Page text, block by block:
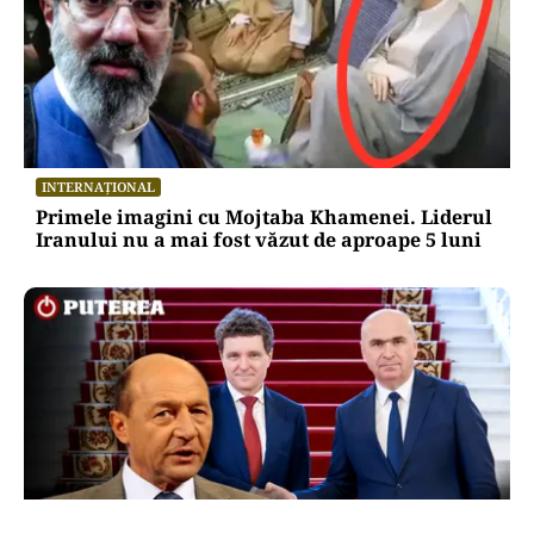
INTERNAȚIONAL
Primele imagini cu Mojtaba Khamenei. Liderul
Iranului nu a mai fost văzut de aproape 5 luni